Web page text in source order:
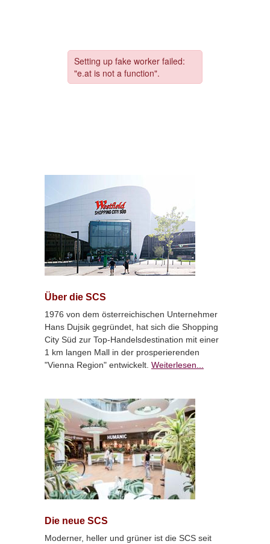
Über die SCS
1976 von dem österreichischen Unternehmer
Hans Dujsik gegründet, hat sich die Shopping
City Süd zur Top-Handelsdestination mit einer
1 km langen Mall in der prosperierenden
"Vienna Region" entwickelt. Weiterlesen...
Die neue SCS
Moderner, heller und grüner ist die SCS seit